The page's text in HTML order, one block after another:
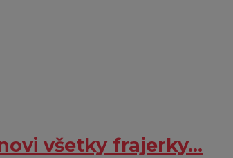
všetky frajerky…